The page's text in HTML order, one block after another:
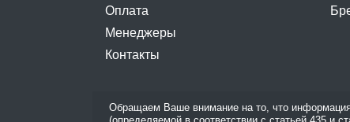
Оплата
Менеджеры
Контакты
Обращаем Ваше внимание на то, что